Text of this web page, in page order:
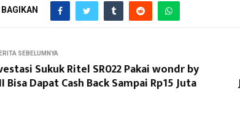
BAGIKAN
SEBELUMNYA
Sukuk Ritel SR022 Pakai wondr by
Bisa Dapat Cash Back Sampai Rp15 Juta